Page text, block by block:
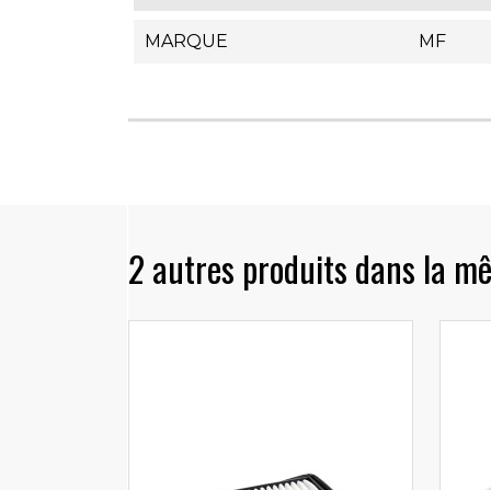
MARQUE MF
2 autres produits dans la